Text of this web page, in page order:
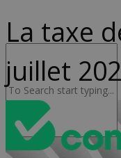
La taxe
juillet